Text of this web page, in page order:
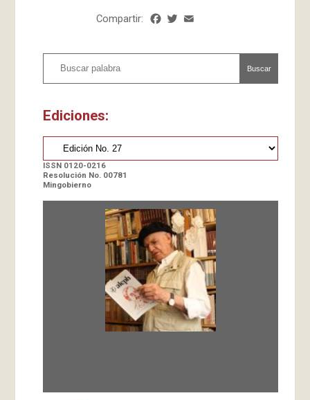
Compartir: Facebook
Twitter
Buscar
Ediciones:
ISSN 0120-0216
Resolución No. 00781
Mingobierno